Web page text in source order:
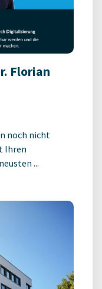
Florian
noch nicht
Ihren
...